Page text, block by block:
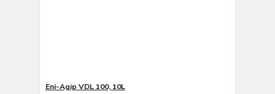
Eni-Agip VDL 100, 10L